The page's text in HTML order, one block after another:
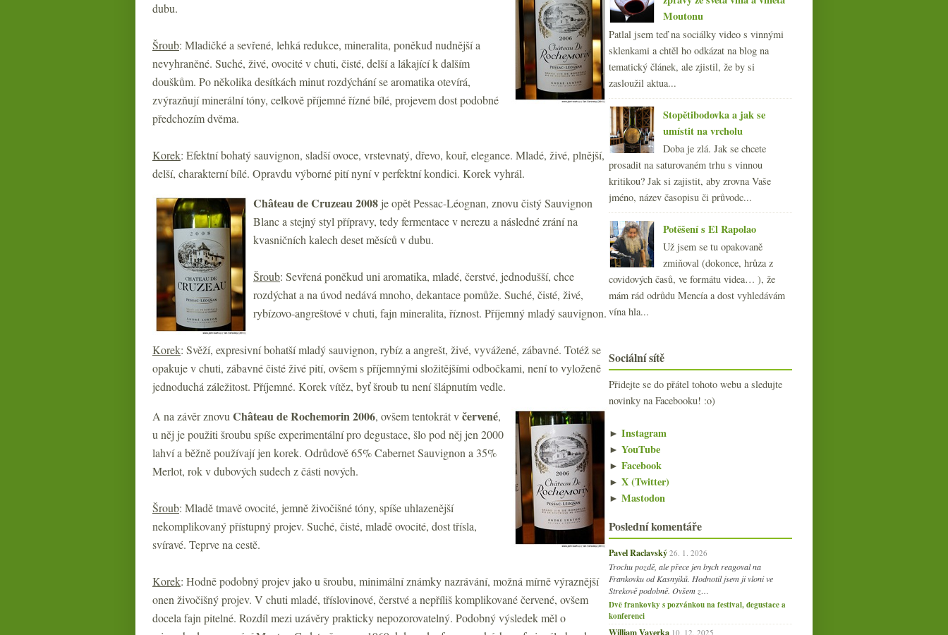
dubu.
Šroub: Mladičké a sevřené, lehká redukce, mineralita, poněkud nudnější a
nevyhraněné. Suché, živé, ovocité v chuti, čisté, delší a lákající k dalším
douškům. Po několika desítkách minut rozdýchání se aromatika otevírá,
zvýrazňují minerální tóny, celkově příjemné řízné bílé, projevem dost podobné
předchozím dvěma.
Korek: Efektní bohatý sauvignon, sladší ovoce, vrstevnatý, dřevo, kouř, elegance. Mladé, živé, plnější,
delší, charakterní bílé. Opravdu výborné pití nyní v perfektní kondici. Korek vyhrál.
Château de Cruzeau 2008 je opětPessac-Léognan, znovu čistý Sauvignon
Blanc a stejný styl přípravy, tedy fermentace v nerezu a následné zrání na
kvasničních kalech deset měsíců v dubu.
Šroub: Sevřená poněkud uni aromatika, mladé, čerstvé, jednodušší, chce
rozdýchat a na úvod nedává mnoho, dekantace pomůže. Suché, čisté, živé,
rybízovo-angreštové v chuti, fajn mineralita, říznost. Příjemný mladý sauvignon.
Korek: Svěží, expresivní bohatší mladý sauvignon, rybíz a angrešt, živé, vyvážené, zábavné. Totéž se
opakuje v chuti, zábavné čisté živé pití, ovšem s příjemnými složitějšími odbočkami, není to vyloženě
jednoduchá záležitost. Příjemné. Korek vítěz, byť šroub tu není šlápnutím vedle.
A na závěr znovu Château de Rochemorin 2006, ovšem tentokrát včervené,
u něj je použiti šroubu spíše experimentální pro degustace, šlo pod něj jen 2000
lahví a běžně používají jen korek. Odrůdově 65% Cabernet Sauvignon a 35%
Merlot, rok v dubových sudech z části nových.
Šroub: Mladě tmavě ovocité, jemně živočišné tóny, spíše uhlazenější
nekomplikovaný přístupný projev. Suché, čisté, mladě ovocité, dost třísla,
svíravé. Teprve na cestě.
Korek: Hodně podobný projev jako u šroubu, minimální známky nazrávání, možná mírně výraznější
onen živočišný projev. V chuti mladé, tříslovinové, čerstvé a nepříliš komplikované červené, ovšem
docela fajn pitelné. Rozdíl mezi uzávěry prakticky nepozorovatelný. Podobný výsledek měl o
Moutonu
Patlal jsem teď na sociálky video s vinnými
sklenkami a chtěl ho odkázat na blog na
tematický článek, ale zjistil, že by si
zasloužil aktua...
Stopětibodovka a jak se
umístit na vrcholu
Doba je zlá. Jak se chcete
prosadit na saturovaném trhu s vinnou
kritikou? Jak si zajistit, aby zrovna Vaše
jméno, název časopisu či průvodc...
Potěšení s El Rapolao
Už jsem se tu opakovaně
zmiňoval (dokonce, hrůza z
covidových časů, ve formátu videa… ), že
mám rád odrůdu Mencía a dost vyhledávám
vína hla...
Sociální sítě
Přidejte se do přátel tohoto webu a sledujte
novinky na Facebooku! :o)
► Instagram
► YouTube
► Facebook
► X (Twitter)
► Mastodon
Poslední komentáře
Pavel Raclavský 26. 1. 2026
Trochu pozdě, ale přece jen bych reagoval na
Frankovku od Kasnyiků. Hodnotil jsem ji vloni ve
Strekově podobně. Ovšem z…
Dvě frankovky s pozvánkou na festival, degustace a
konferenci
William Vaverka 10. 12. 2025